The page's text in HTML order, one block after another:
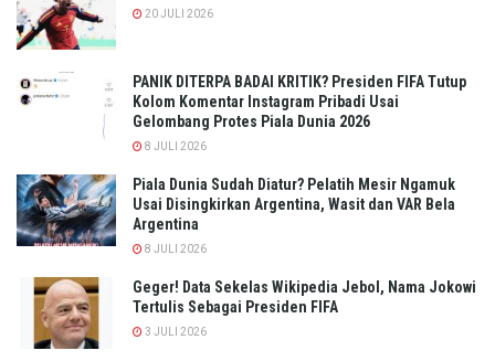
20 JULI 2026
PANIK DITERPA BADAI KRITIK? Presiden FIFA Tutup
Kolom Komentar Instagram Pribadi Usai
Gelombang Protes Piala Dunia 2026
8 JULI 2026
Piala Dunia Sudah Diatur? Pelatih Mesir Ngamuk
Usai Disingkirkan Argentina, Wasit dan VAR Bela
Argentina
8 JULI 2026
Geger! Data Sekelas Wikipedia Jebol, Nama Jokowi
Tertulis Sebagai Presiden FIFA
3 JULI 2026